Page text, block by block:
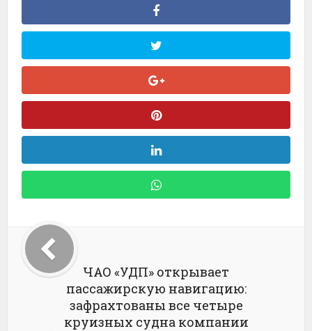
ЧАО «УДП» открывает
пассажирскую навигацию:
зафрахтованы все четыре
круизных судна компании